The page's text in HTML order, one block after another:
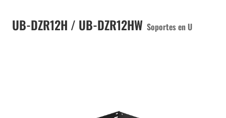
UB-DZR12H / UB-DZR12HW Soportes en U